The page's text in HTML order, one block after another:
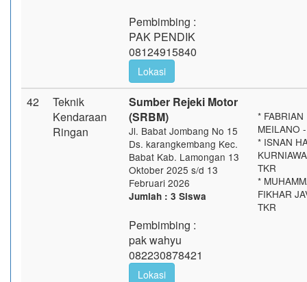
Pembimbing :
PAK PENDIK
08124915840
Lokasi
42
Teknik
Kendaraan
Ringan
Sumber Rejeki Motor
(SRBM)
Jl. Babat Jombang No 15
Ds. karangkembang Kec.
Babat Kab. Lamongan 13
Oktober 2025 s/d 13
Februari 2026
Jumlah : 3 Siswa
Pembimbing :
pak wahyu
082230878421
Lokasi
* FABRIAN
MEILANO
* ISNAN
TKR
*
FIKHAR
TKR